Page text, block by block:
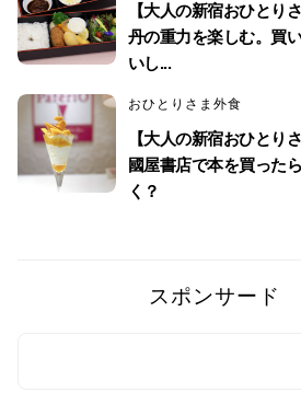
【大人の新宿おひとり
丹の重力を楽しむ。買
いし...
おひとりさま外食
【大人の新宿おひとり
國屋書店で本を買った
く？
スポンサード